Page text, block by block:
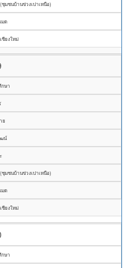
ชุมชนบ้านข่วงเปาเหนือ)
มด
ชียงใหม่
กษา
ย
น์
ชุมชนบ้านข่วงเปาเหนือ)
มด
ชียงใหม่
กษา